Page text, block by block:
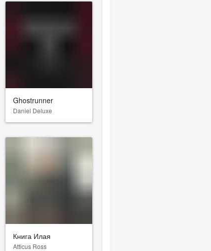
Ghostrunner
Daniel Deluxe
Книга Илая
Atticus Ross